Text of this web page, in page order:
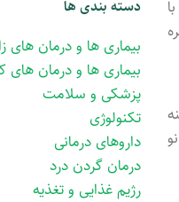
دسته بندی ها
بیماری ها و درمان های
بیماری ها و درمان های
پزشکی و سلامت
تکنولوژی
داروهای درمانی
درمان گردن درد
رژیم غذایی و تغذیه